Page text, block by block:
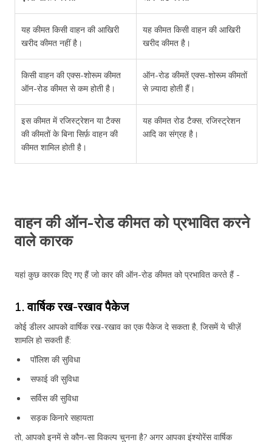
यह कीमत किसी वाहन की आखिरी
खरीद कीमत नहीं है।
यह कीमत किसी वाहन की आखिरी
खरीद कीमत है।
किसी वाहन की एक्स-शोरूम कीमत
ऑन-रोड कीमत से कम होती है।
ऑन-रोड कीमतें एक्स-शोरूम कीमतों
से ज़्यादा होती हैं।
इस कीमत में रजिस्ट्रेशन या टैक्स
की कीमतों के बिना सिर्फ़ वाहन की
कीमत शामिल होती है।
यह कीमत रोड टैक्स, रजिस्ट्रेशन
आदि का संग्रह है।
वाहन की ऑन-रोड कीमत को प्रभावित करने
वाले कारक
यहां कुछ कारक दिए गए हैं जो कार की ऑन-रोड कीमत को प्रभावित करते हैं -
1. वार्षिक रख-रखाव पैकेज
कोई डीलर आपको वार्षिक रख-रखाव का एक पैकेज दे सकता है, जिसमें ये चीज़ें
शामलि हो सकती हैं:
पॉलिश की सुविधा
सफाई की सुविधा
सर्विस की सुविधा
सड़क किनारे सहायता
तो, आपको इनमें से कौन-सा विकल्प चुनना है? अगर आपका इंश्योरेंस वार्षिक